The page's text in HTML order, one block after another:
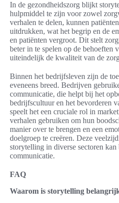
In de gezondheidszorg blijkt
hulpmiddel te zijn voor zowel
verhalen te delen, kunnen
uitdrukken, wat het begrip en de
en patiënten vergroot. Dit stelt
beter in te spelen op de behoeften
uiteindelijk de kwaliteit van de
Binnen het bedrijfsleven zijn de
eveneens breed. Bedrijven
communicatie, die helpt bij het
bedrijfscultuur en het bevorderen
speelt het een cruciale rol in
verhalen gebruiken om hun
manier over te brengen en een
doelgroep te creëren. Deze
storytelling in diverse sectoren
communicatie.
FAQ
Waarom is storytelling